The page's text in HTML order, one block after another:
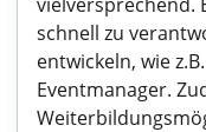
schnell zu
entwickeln, wie
Eventmanager.